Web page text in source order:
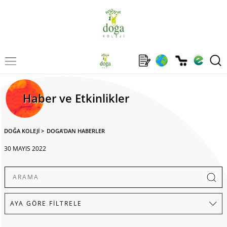
Haber ve Etkinlikler
DOĞA KOLEJİ > DOGA'DAN HABERLER
30 MAYIS 2022